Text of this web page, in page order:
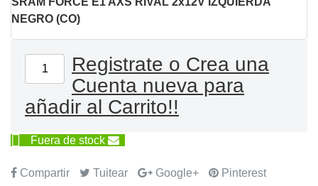
NEGRO (CO)
Registrate o Crea una
Cuenta nueva para
añadir al Carrito!!
 Fuera de stock
Compartir Tuitear Google+ Pinterest